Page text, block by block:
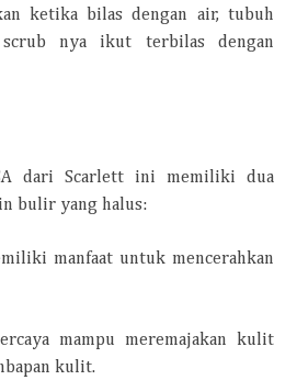
ketika bilas dengan air, tubuh
nya ikut terbilas dengan
dari Scarlett ini memiliki dua
bulir yang halus:
manfaat untuk mencerahkan
mampu meremajakan kulit
kulit.